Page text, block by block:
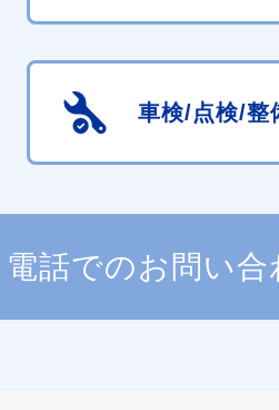
車検/点検/整
電話でのお問い合